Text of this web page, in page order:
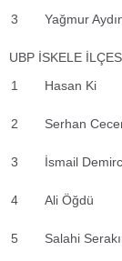
3 Yağmur
UBP İSKELE
1
Hasan Ki
2 Serhan
3 İsmail
4 Ali Öğdü
5 Salahi